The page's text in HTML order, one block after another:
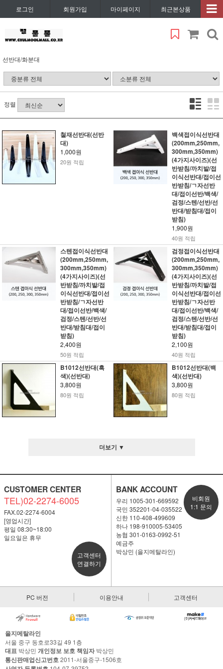
로그인 회원가입 마이페이지 최근본상품
선반대/화분대
정렬
철재선반대(선반
대)
1,000원
20원 적립
백색접이식선반대
(200mm,250mm,
300mm,350mm)
(4가지사이즈)(선
반받침/까치발/접
이식선반대/접이선
반받침/ㄱ자선반
대/접이선반/백색/
검정/스텐/선반/선
반대/받침대/접이
받침)
1,900원
40원 적립
스텐접이식선반대
(200mm,250mm,
300mm,350mm)
(4가지사이즈)(선
반받침/까치발/접
이식선반대/접이선
반받침/ㄱ자선반
대/접이선반/백색/
검정/스텐/선반/선
반대/받침대/접이
받침)
2,400원
50원 적립
검정접이식선반대
(200mm,250mm,
300mm,350mm)
(4가지사이즈)(선
반받침/까치발/접
이식선반대/접이선
반받침/ㄱ자선반
대/접이선반/백색/
검정/스텐/선반/선
반대/받침대/접이
받침)
2,100원
40원 적립
B1012선반대(흑
색)(선반대)
3,800원
80원 적립
B1012선반대(백
색)(선반대)
3,800원
80원 적립
더보기 ▼
CUSTOMER CENTER
TEL)02-2274-6005
FAX.02-2274-6004
[영업시간]
평일 08:30~18:00
일요일은 휴무
고객센터
연결하기
BANK ACCOUNT
우리 1005-301-669592
국민 352201-04-035522
신한 110-408-499609
하나 198-910005-53405
농협 301-0163-0992-51
예금주
박상민 (을지메탈라인)
비회원
1:1 문의
PC 버전 이용안내 고객센터
을지메탈라인
서울 중구 동호로33길 49 1층
대표 박상민 개인정보 보호 책임자박상민
통신판매업신고번호2011-서울중구-1506호